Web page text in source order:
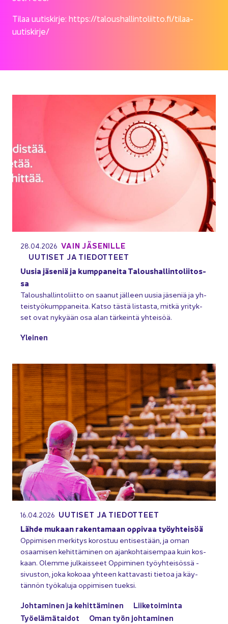
Tilaa uu­tis­kir­je: https://ta­lous­hal­lin­to­liit­to.fi/tilaa-​
uutiskirje/
28.04.2026 VAIN JÄ­SE­NIL­LE
UU­TI­SET JA TIE­DOT­TEET
Uusia jä­se­niä ja kump­pa­nei­ta Ta­lous­hal­lin­to­lii­tos­
sa
Ta­lous­hal­lin­to­liit­to on saa­nut jäl­leen uusia jä­se­niä ja yh­
teis­työ­kump­pa­nei­ta. Katso tästä lis­tas­ta, mitkä yri­tyk­
set ovat ny­ky­ään osa alan tär­kein­tä yh­tei­söä.
Ylei­nen
16.04.2026 UU­TI­SET JA TIE­DOT­TEET
Lähde mu­kaan ra­ken­ta­maan op­pi­vaa työyh­tei­söä
Op­pi­mi­sen mer­ki­tys ko­ros­tuu en­ti­ses­tään, ja oman
osaa­mi­sen ke­hit­tä­mi­nen on ajan­koh­tai­sem­paa kuin kos­
kaan. Olem­me jul­kais­seet Op­pi­mi­nen työyh­tei­sös­sä -​
sivuston, joka ko­ko­aa yh­teen kat­ta­vas­ti tie­toa ja käy­
tän­nön työ­ka­lu­ja op­pi­mi­sen tuek­si.
Joh­ta­mi­nen ja ke­hit­tä­mi­nen
Lii­ke­toi­min­ta
Työ­elä­mä­tai­dot
Oman työn joh­ta­mi­nen